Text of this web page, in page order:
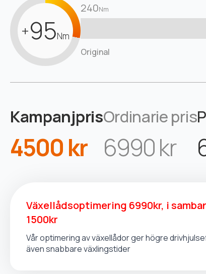
+95Nm
240Nm
Original
Kampanjpris
4500 kr
Ordinarie pris
6990 kr
Växellådsoptimering 6990kr, i
1500kr
Vår optimering av växellådor ger högre
även snabbare växlingstider